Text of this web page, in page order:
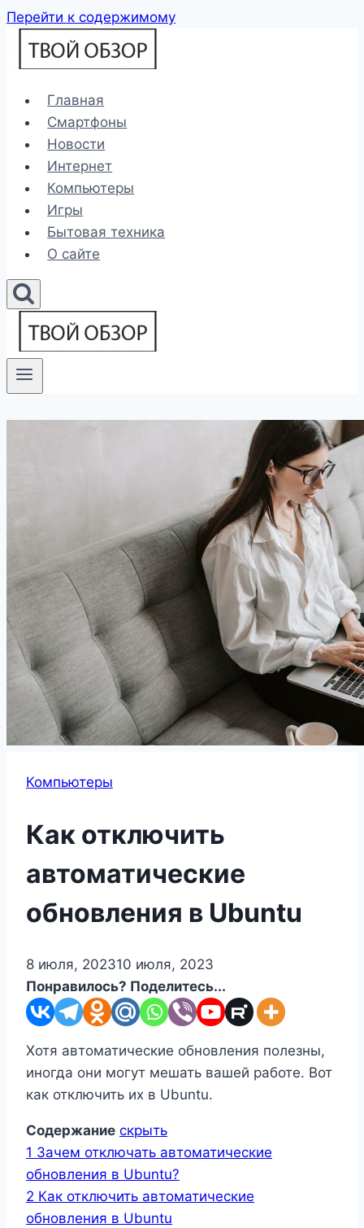
Перейти к содержимому
Главная
Смартфоны
Новости
Интернет
Компьютеры
Игры
Бытовая техника
О сайте
Компьютеры
Как отключить
автоматические
обновления в Ubuntu
8 июля, 202310 июля, 2023
Понравилось? Поделитесь...
Хотя автоматические обновления полезны,
иногда они могут мешать вашей работе. Вот
как отключить их в Ubuntu.
Содержание скрыть
1 Зачем отключать автоматические
обновления в Ubuntu?
2 Как отключить автоматические
обновления в Ubuntu